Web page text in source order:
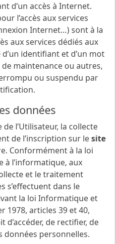
d’un accès à Internet.
l’accès aux services
Internet…) sont à la
aux services dédiés aux
d’un identifiant et d’un mot
maintenance ou autres,
ou suspendu par
données
l’Utilisateur, la collecte
de l’inscription sur lesite
Conformément à la loi
à l’informatique, aux
et le traitement
s’effectuent dans le
la loi Informatique et
1978, articles 39 et 40,
d’accéder, de rectifier, de
données personnelles.